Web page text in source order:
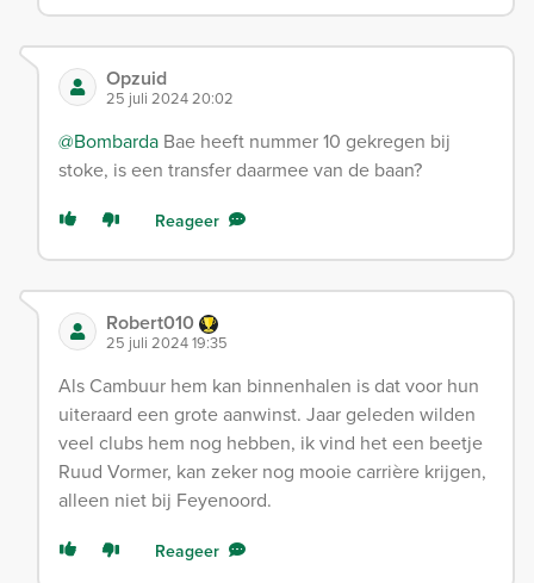
Opzuid
25 juli 2024 20:02
@Bombarda Bae heeft nummer 10 gekregen bij
stoke, is een transfer daarmee van de baan?
Reageer
Robert010
25 juli 2024 19:35
Als Cambuur hem kan binnenhalen is dat voor hun
uiteraard een grote aanwinst. Jaar geleden wilden
veel clubs hem nog hebben, ik vind het een beetje
Ruud Vormer, kan zeker nog mooie carrière krijgen,
alleen niet bij Feyenoord.
Reageer